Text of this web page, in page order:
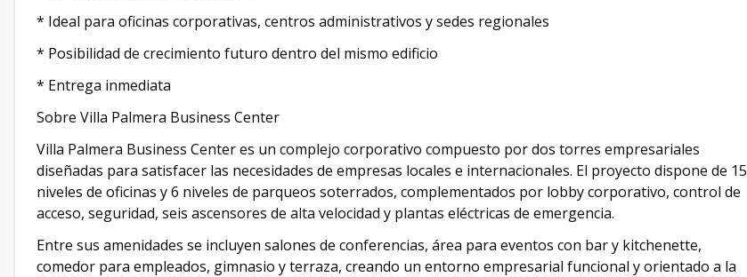
* Ideal para oficinas corporativas, centros administrativos y sedes regionales
* Posibilidad de crecimiento futuro dentro del mismo edificio
* Entrega inmediata
Sobre Villa Palmera Business Center
Villa Palmera Business Center es un complejo corporativo compuesto por dos torres empresariales
diseñadas para satisfacer las necesidades de empresas locales e internacionales. El proyecto dispone de 15
niveles de oficinas y 6 niveles de parqueos soterrados, complementados por lobby corporativo, control de
acceso, seguridad, seis ascensores de alta velocidad y plantas eléctricas de emergencia.
Entre sus amenidades se incluyen salones de conferencias, área para eventos con bar y kitchenette,
comedor para empleados, gimnasio y terraza, creando un entorno empresarial funcional y orientado a la